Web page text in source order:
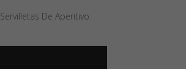
Servilletas De Aperitivo